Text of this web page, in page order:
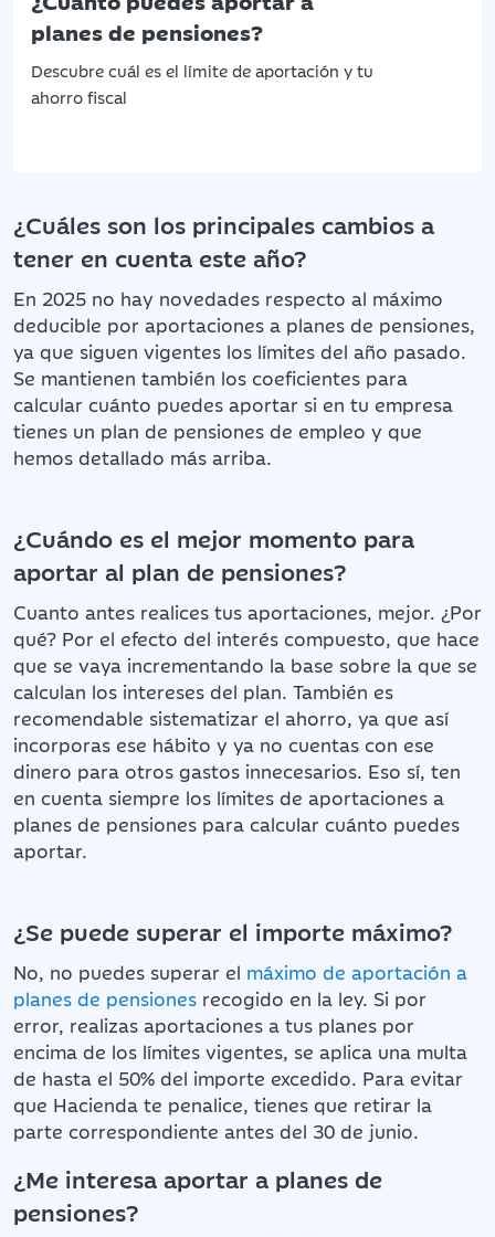
planes de pensiones?
Descubre cuál es el límite de aportación y tu
ahorro fiscal
¿Cuáles son los principales cambios a
tener en cuenta este año?
En 2025 no hay novedades respecto al máximo
deducible por aportaciones a planes de pensiones,
ya que siguen vigentes los límites del año pasado.
Se mantienen también los coeficientes para
calcular cuánto puedes aportar si en tu empresa
tienes un plan de pensiones de empleo y que
hemos detallado más arriba.
¿Cuándo es el mejor momento para
aportar al plan de pensiones?
Cuanto antes realices tus aportaciones, mejor. ¿Por
qué? Por el efecto del interés compuesto, que hace
que se vaya incrementando la base sobre la que se
calculan los intereses del plan. También es
recomendable sistematizar el ahorro, ya que así
incorporas ese hábito y ya no cuentas con ese
dinero para otros gastos innecesarios. Eso sí, ten
en cuenta siempre los límites de aportaciones a
planes de pensiones para calcular cuánto puedes
aportar.
¿Se puede superar el importe máximo?
No, no puedes superar el máximo de aportación a
planes de pensiones recogido en la ley. Si por
error, realizas aportaciones a tus planes por
encima de los límites vigentes, se aplica una multa
de hasta el 50% del importe excedido. Para evitar
que Hacienda te penalice, tienes que retirar la
parte correspondiente antes del 30 de junio.
¿Me interesa aportar a planes de
pensiones?